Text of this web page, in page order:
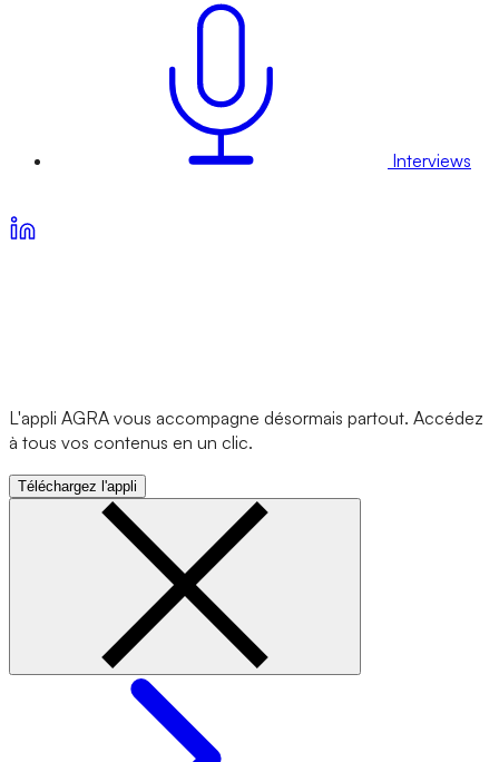
Interviews
L'appli AGRA vous accompagne désormais partout. Accédez
à tous vos contenus en un clic.
Téléchargez l'appli